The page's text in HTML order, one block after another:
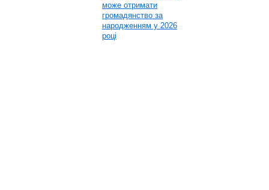
може отримати
громадянство за
народженням у 2026
році